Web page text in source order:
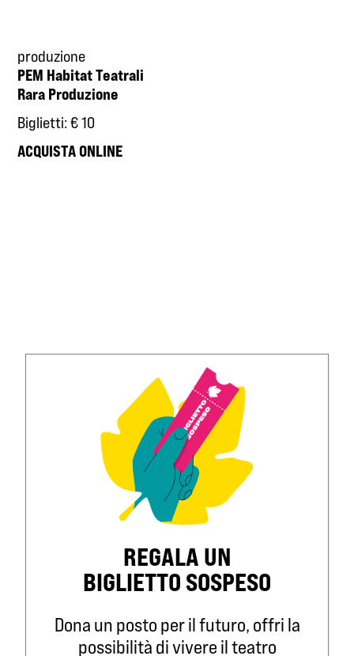
produzione
PEM Habitat Teatrali
Rara Produzione
Biglietti: € 10
ACQUISTA ONLINE
REGALA UN
BIGLIETTO SOSPESO
Dona un posto per il futuro, offri la
possibilità di vivere il teatro